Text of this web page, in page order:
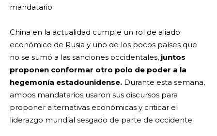
mandatario.
China en la actualidad cumple un rol de aliado
económico de Rusia y uno de los pocos países que
no se sumó a las sanciones occidentales, juntos
proponen conformar otro polo de poder a la
hegemonía estadounidense. Durante esta semana,
ambos mandatarios usaron sus discursos para
proponer alternativas económicas y criticar el
liderazgo mundial sesgado de parte de occidente.